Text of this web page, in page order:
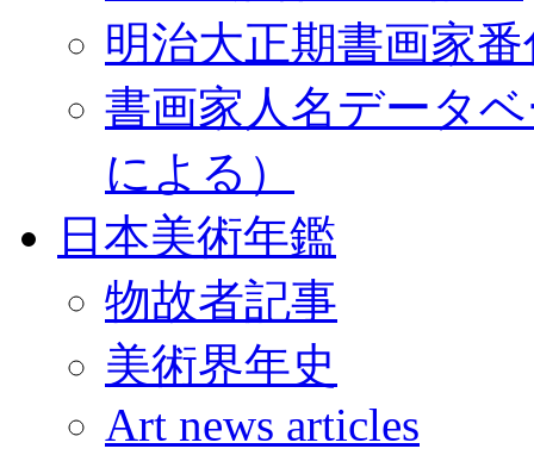
明治大正期書画家
書画家人名データ
による）
日本美術年鑑
物故者記事
美術界年史
Art news articles